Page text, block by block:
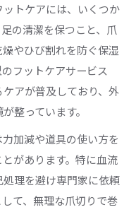
トケアには、いくつか
の清潔を保つこと、爪
やひび割れを防ぐ保湿
フットケアサービス
アが普及しており、外
整っています。
加減や道具の使い方を
があります。特に血流
理を避け専門家に依頼
て、無理な爪切りで巻